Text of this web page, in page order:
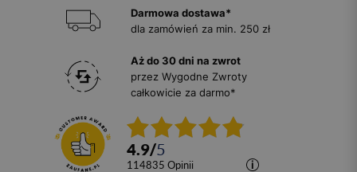
Darmowa dostawa*
dla zamówień za min. 250 zł
Aż do 30 dni na zwrot
przez Wygodne Zwroty
całkowicie za darmo*
4.9/5
114835 opinii